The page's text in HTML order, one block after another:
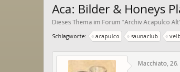
Aca: Bilder & Honeys
Dieses Thema im Forum "Archiv Acapulco Alt
Schlagworte: acapulco saunaclub
Macchiato,